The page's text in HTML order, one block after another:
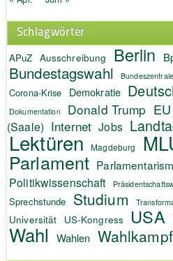
Schlagwörter
APuZ Ausschreibung Berlin
Bundestagswahl
Corona-Krise Demokratie
Dokumentation Donald Trump EU
(Saale) Internet Jobs
Lektüren Magdeburg
Parlament
Politikwissenschaft
Sprechstunde Studium
Universität US-Kongress USA
Wahl Wahlen Wahlkampf